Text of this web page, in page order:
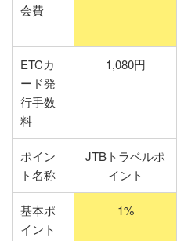
会費
ETCカ
ード発
行手数
料
1,080円
ポイン
ト名称
JTBトラベルポ
イント
基本ポ
イント
1%